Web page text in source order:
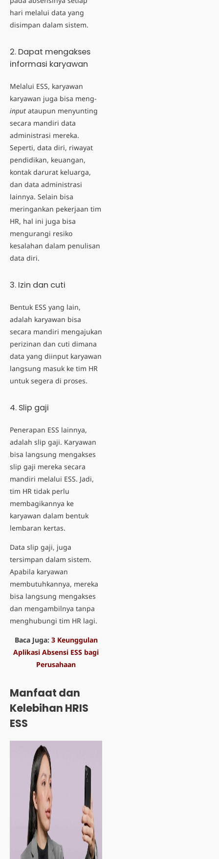
hari melalui data yang
disimpan dalam sistem.
2. Dapat mengakses
informasi karyawan
Melalui ESS, karyawan
karyawan juga bisa meng-
input ataupun menyunting
secara mandiri data
administrasi mereka.
Seperti, data diri, riwayat
pendidikan, keuangan,
kontak darurat keluarga,
dan data administrasi
lainnya. Selain bisa
meringankan pekerjaan tim
HR, hal ini juga bisa
mengurangi resiko
kesalahan dalam penulisan
data diri.
3. Izin dan cuti
Bentuk ESS yang lain,
adalah karyawan bisa
secara mandiri mengajukan
perizinan dan cuti dimana
data yang diinput karyawan
langsung masuk ke tim HR
untuk segera di proses.
4. Slip gaji
Penerapan ESS lainnya,
adalah slip gaji. Karyawan
bisa langsung mengakses
slip gaji mereka secara
mandiri melalui ESS. Jadi,
tim HR tidak perlu
membagikannya ke
karyawan dalam bentuk
lembaran kertas.
Data slip gaji, juga
tersimpan dalam sistem.
Apabila karyawan
membutuhkannya, mereka
bisa langsung mengakses
dan mengambilnya tanpa
menghubungi tim HR lagi.
Baca Juga: 3 Keunggulan
Aplikasi Absensi ESS bagi
Perusahaan
Manfaat dan
Kelebihan HRIS
ESS